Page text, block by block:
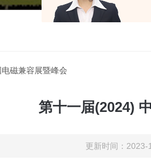
磁兼容展暨峰会
第十一届(2024)
更新时间：